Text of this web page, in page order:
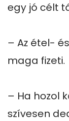
egy jó célt
– Az étel-
maga fizeti.
– Ha hozol
szívesen